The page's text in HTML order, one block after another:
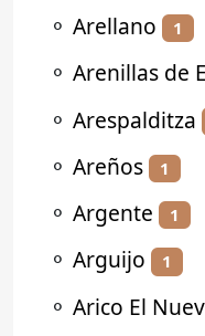
⚬ Arellano 1
⚬ Arenillas de
⚬ Arespalditza
⚬ Areños 1
⚬ Argente 1
⚬ Arguijo 1
⚬ Arico El